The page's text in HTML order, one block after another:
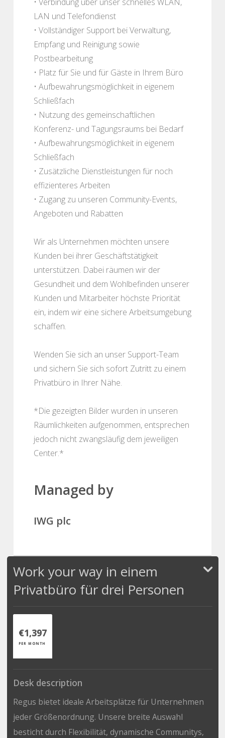
LAN und Telefondienst
• Vollständiger Support bei Verwaltung,
Empfang und Reinigung sowie
Postbearbeitung
• Platz für Sie und für Gäste in Ihrem Büro
• Aufbewahrungsmöglichkeit in eigenem
Schließfach
• Nutzung des gemeinschaftlichen
Konferenz- und Tagungsraums bei Bedarf
• Aufbewahrungsmöglichkeit in eigenem
Schließfach
• Zusätzliche Dienstleistungen für noch
effizienteres Arbeiten
• Zugang zu unseren Community-Events,
Angeboten und Rabatten
Wir als Unternehmen möchten unsere
Kunden bei ihrer Geschäftstätigkeit
unterstützen. Dabei räumen wir der
Gesundheit und dem Wohlbefinden unserer
Kunden und Mitarbeiter höchste Priorität
ein, indem wir eine sichere Arbeitsumgebung
schaffen.
Wenden Sie sich an unser Support-Team
und sichern Sie sich sofort Zutritt zu einem
Privatbüro in Ihrer Nähe.
*Die gezeigten Bilder wurden in unseren
Räumlichkeiten aufgenommen, entsprechen
jedoch nicht zwangsläufig dem jeweiligen
Center.*
Managed by
IWG plc
Work your way in einem
Privatbüro für drei Personen
€1,397
PER MONTH
Desk description
Regus bietet ideale Arbeitsplätze für Unternehmen
jeder Größenordnung. Unsere breite Auswahl
besticht durch Flexibilität, dynamische Communitys,